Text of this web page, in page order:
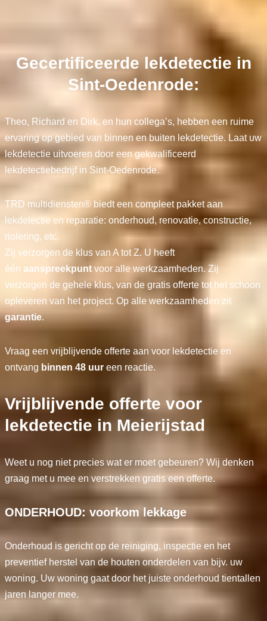
Gecertificeerde lekdetectie in
Sint-Oedenrode:
Theo, Richard en Dirk, en hun collega’s, hebben een ruime
ervaring op gebied van binnen en buiten lekdetectie. Laat uw
lekdetectie uitvoeren door een gekwalificeerd
lekdetectiebedrijf in Sint-Oedenrode.
TRD multidiensten® biedt een compleet pakket aan
lekdetectie en reparatie: onderhoud, renovatie, constructie,
riolering, etc.
Zij verzorgen de klus van A tot Z. U heeft
één aanspreekpuntvoor alle werkzaamheden. Zij
verzorgen de gehele klus, van de gratis offerte tot het schoon
opleveren van het project. Op alle werkzaamheden zit
garantie.
Vraag een vrijblijvende offerte aan voor lekdetectie en
ontvang binnen 48 uureen reactie.
Vrijblijvende offerte voor
lekdetectie in Meierijstad
Weet u nog niet precies wat er moet gebeuren? Wij denken
graag met u mee en verstrekken gratis een offerte.
ONDERHOUD: voorkom lekkage
Onderhoud is gericht op de reiniging, inspectie en het
preventief herstel van de houten onderdelen van bijv. uw
woning. Uw woning gaat door het juiste onderhoud tientallen
jaren langer mee.